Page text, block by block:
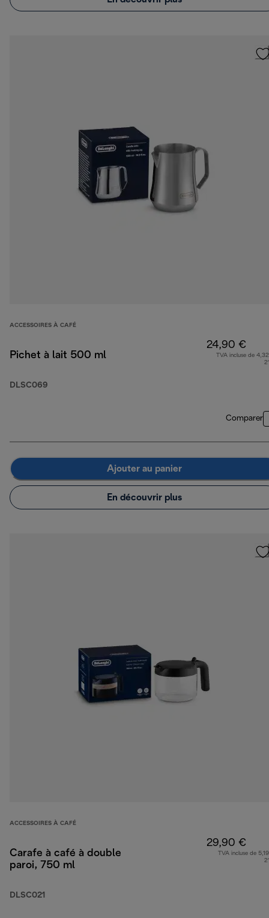
ACCESSOIRES À CAFÉ
Pichet à lait 500 ml
DLSC069
24,90 €
TVA incluse de
Comparer
Ajouter au panier
En découvrir plus
ACCESSOIRES À CAFÉ
Carafe à café à double
paroi, 750 ml
DLSC021
29,90 €
TVA incluse de